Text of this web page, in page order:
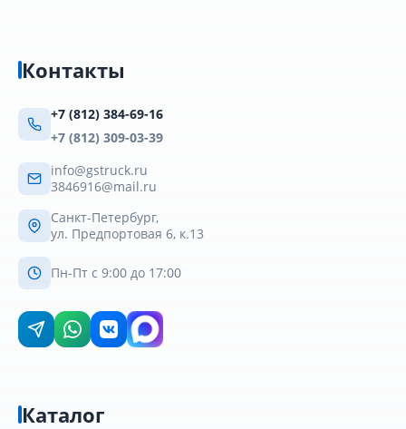
Контакты
+7 (812) 384-69-16
+7 (812) 309-03-39
info@gstruck.ru
3846916@mail.ru
Санкт-Петербург,
ул. Предпортовая 6, к.13
Пн-Пт с 9:00 до 17:00
Каталог